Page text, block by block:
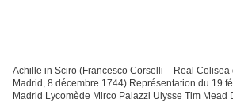
Achille in Sciro (Francesco Corselli – Real Colisea
Madrid, 8 décembre 1744) Représentation du 19
Madrid Lycomède Mirco Palazzi Ulysse Tim Mead